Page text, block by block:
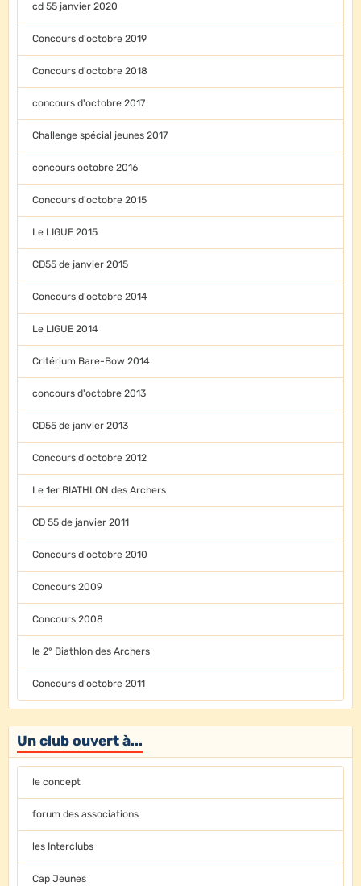
cd 55 janvier 2020
Concours d'octobre 2019
Concours d'octobre 2018
concours d'octobre 2017
Challenge spécial jeunes 2017
concours octobre 2016
Concours d'octobre 2015
Le LIGUE 2015
CD55 de janvier 2015
Concours d'octobre 2014
Le LIGUE 2014
Critérium Bare-Bow 2014
concours d'octobre 2013
CD55 de janvier 2013
Concours d'octobre 2012
Le 1er BIATHLON des Archers
CD 55 de janvier 2011
Concours d'octobre 2010
Concours 2009
Concours 2008
le 2° Biathlon des Archers
Concours d'octobre 2011
Un club ouvert à...
le concept
forum des associations
les Interclubs
Cap Jeunes